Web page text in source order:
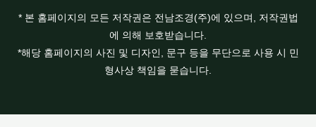
* 본 홈페이지의 모든 저작권은 전남조경(주)에 있으며, 저작권법
에 의해 보호받습니다.
*해당 홈페이지의 사진 및 디자인, 문구 등을 무단으로 사용 시 민
형사상 책임을 묻습니다.